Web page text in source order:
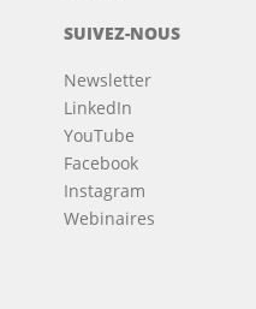
SUIVEZ-NOUS
Newsletter
LinkedIn
YouTube
Facebook
Instagram
Webinaires